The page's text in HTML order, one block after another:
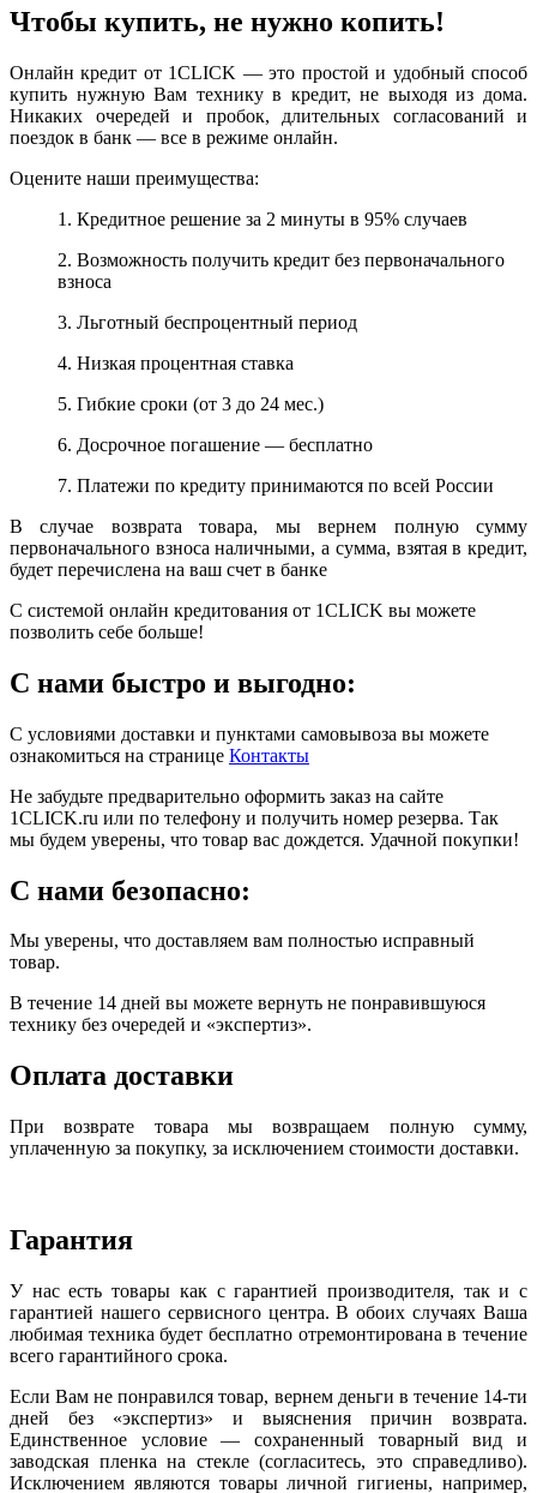
Чтобы купить, не нужно копить!
Онлайн кредит от 1CLICK — это простой и удобный способ
купить нужную Вам технику в кредит, не выходя из дома.
Никаких очередей и пробок, длительных согласований и
поездок в банк — все в режиме онлайн.
Оцените наши преимущества:
1. Кредитное решение за 2 минуты в 95% случаев
2. Возможность получить кредит без первоначального
взноса
3. Льготный беспроцентный период
4. Низкая процентная ставка
5. Гибкие сроки (от 3 до 24 мес.)
6. Досрочное погашение — бесплатно
7. Платежи по кредиту принимаются по всей России
В случае возврата товара, мы вернем полную сумму
первоначального взноса наличными, а сумма, взятая в кредит,
будет перечислена на ваш счет в банке
С системой онлайн кредитования от 1CLICK вы можете
позволить себе больше!
С нами быстро и выгодно:
С условиями доставки и пунктами самовывоза вы можете
ознакомиться на странице Контакты
Не забудьте предварительно оформить заказ на сайте
1CLICK.ru или по телефону и получить номер резерва. Так
мы будем уверены, что товар вас дождется. Удачной покупки!
С нами безопасно:
Мы уверены, что доставляем вам полностью исправный
товар.
В течение 14 дней вы можете вернуть не понравившуюся
технику без очередей и «экспертиз».
Оплата доставки
При возврате товара мы возвращаем полную сумму,
уплаченную за покупку, за исключением стоимости доставки.
Гарантия
У нас есть товары как с гарантией производителя, так и с
гарантией нашего сервисного центра. В обоих случаях Ваша
любимая техника будет бесплатно отремонтирована в течение
всего гарантийного срока.
Если Вам не понравился товар, вернем деньги в течение 14-ти
дней без «экспертиз» и выяснения причин возврата.
Единственное условие — сохраненный товарный вид и
заводская пленка на стекле (согласитесь, это справедливо).
Исключением являются товары личной гигиены, например,